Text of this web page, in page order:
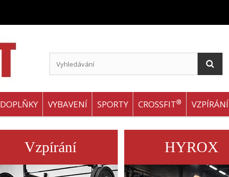
DOPLŇKY VYBAVENÍ SPORTY CROSSFIT® VZPÍRÁNÍ
Vzpírání HYROX